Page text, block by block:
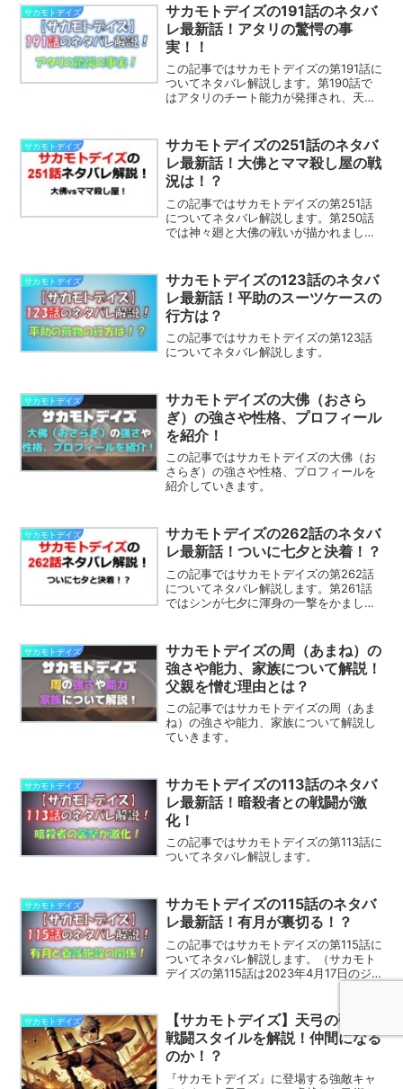
サカモトデイズ
サカモトデイズの191話のネタバ
レ最新話！アタリの驚愕の事
実！！
この記事ではサカモトデイズの第191話に
ついてネタバレ解説します。第190話で
はアタリのチート能力が発揮され、天弓
カモトデイズのネタバレを含みます目次
の後から記事...
サカモトデイズ
サカモトデイズの251話のネタバ
レ最新話！大佛とママ殺し屋の戦
況は！？
この記事ではサカモトデイズの第251話
についてネタバレ解説します。第250話
では神々廻と大佛の戦いが描かれまし
ネタバレを含みます目次の後から記事の
本文が始まります。...
サカモトデイズ
サカモトデイズの123話のネタバ
レ最新話！平助のスーツケースの
行方は？
この記事ではサカモトデイズの第123話
についてネタバレ解説します。
サカモトデイズ
サカモトデイズの大佛（おさら
ぎ）の強さや性格、プロフィール
を紹介！
この記事ではサカモトデイズの大佛（お
さらぎ）の強さや性格、プロフィールを
紹介していきます。
サカモトデイズ
サカモトデイズの262話のネタバ
レ最新話！ついに七夕と決着！？
この記事ではサカモトデイズの第262話
についてネタバレ解説します。第261話
ではシンが七夕に渾身の一撃をかましま
のネタバレを含みます目次の後から記事
の本文が始まりま...
サカモトデイズ
サカモトデイズの周（あまね）の
強さや能力、家族について解説！
父親を憎む理由とは？
この記事ではサカモトデイズの周（あま
ね）の強さや能力、家族について解説し
ていきます。
サカモトデイズ
サカモトデイズの113話のネタバ
レ最新話！暗殺者との戦闘が激
化！
この記事ではサカモトデイズの第113話に
ついてネタバレ解説します。
サカモトデイズ
サカモトデイズの115話のネタバ
レ最新話！有月が裏切る！？
この記事ではサカモトデイズの第115話に
ついてネタバレ解説します。（サカモト
デイズの第115話は2023年4月17日のジャ
サカモトデイズ
【サカモトデイズ】天弓の強さと
戦闘スタイルを解説！仲間になる
のか！？
『サカモトデイズ』に登場する強敵キャ